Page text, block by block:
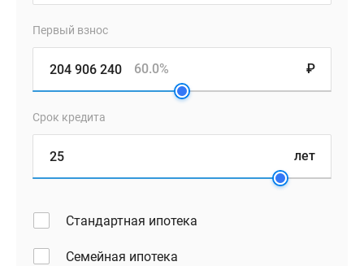
Первый взнос
₽
60.0%
Срок кредита
лет
Стандартная ипотека
Семейная ипотека